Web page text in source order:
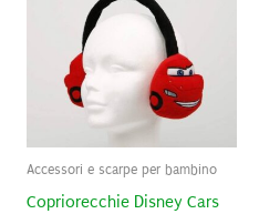
Accessori e scarpe per bambino
Copriorecchie Disney Cars